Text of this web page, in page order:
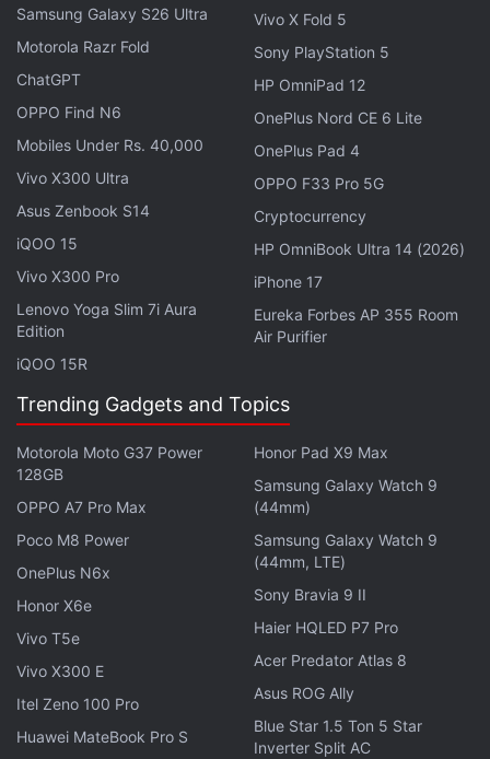
mParivahan ऐप के जरिए भी PUC जानकारी देख सकते हैं।
mParivahan ऐप में देखने का तरीका:
ऐप डाउनलोड और इंस्टॉल करें
Vehicle Number डालें
वाहन डिटेल्स ओपन करें
यहां PUC Status दिखाई देगा।
DigiLocker ऐप में देखने का तरीका:
सबसे पहले DigiLocker ऐप या वेबसाइट ओपन करें
अपने मोबाइल नंबर या Aadhaar से लॉग-इन करें
अब "Issued Documents" सेक्शन में जाएं
यहां "Ministry of Road Transport and Highways" चुनें
अगर आपका वाहन पहले से लिंक है, तो Vehicle Documents
दिखाई देंगे
अब RC या Vehicle Details सेक्शन खोलें
यहां कई मामलों में PUC से जुड़ी जानकारी भी दिखाई दे सकती है।
अगर PUC डेटा ऑटोमैटिक नहीं दिख रहा:
"Pull Documents" ऑप्शन पर जाएं
Vehicle Registration Number डालें
जरूरी डिटेल्स भरकर डॉक्यूमेंट फेच करें
इसके बाद उपलब्ध होने पर PUC डिटेल्स स्क्रीन पर दिखाई दे
Samsung Galaxy S26 Ultra
Motorola Razr Fold
ChatGPT
OPPO Find N6
Mobiles Under Rs. 40,000
Vivo X300 Ultra
Asus Zenbook S14
iQOO 15
Vivo X300 Pro
Lenovo Yoga Slim 7i Aura
Edition
iQOO 15R
Vivo X Fold 5
Sony PlayStation 5
HP OmniPad 12
OnePlus Nord CE 6 Lite
OnePlus Pad 4
OPPO F33 Pro 5G
Cryptocurrency
HP OmniBook Ultra 14 (2026)
iPhone 17
Eureka Forbes AP 355 Room
Air Purifier
Trending Gadgets and Topics
Motorola Moto G37 Power
128GB
OPPO A7 Pro Max
Poco M8 Power
OnePlus N6x
Honor X6e
Vivo T5e
Vivo X300 E
Itel Zeno 100 Pro
Huawei MateBook Pro S
Honor Pad X9 Max
Samsung Galaxy Watch 9
(44mm)
Samsung Galaxy Watch 9
(44mm, LTE)
Sony Bravia 9 II
Haier HQLED P7 Pro
Acer Predator Atlas 8
Asus ROG Ally
Blue Star 1.5 Ton 5 Star
Inverter Split AC